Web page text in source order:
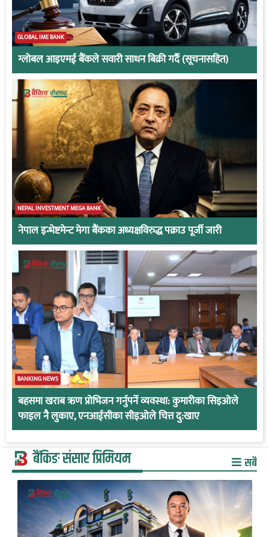
GLOBAL IME BANK
ग्लोबल आइएमई बैंकले सवारी साधन बिक्री गर्दै (सूचनासहित)
NEPAL INVESTMENT MEGA BANK
नेपाल इन्भेष्टमेन्ट मेगा बैंकका अध्यक्षविरुद्ध पक्राउ पूर्जी जारी
BANKING NEWS
बहसमा खराब ऋण प्रोभिजन गर्नुपर्ने व्यवस्था: कुमारीका सिइओले
फाइल नै लुकाए, एनआईसीका सीइओले चित्त दु:खाए
बैंकिङ संसार प्रिमियम सबै